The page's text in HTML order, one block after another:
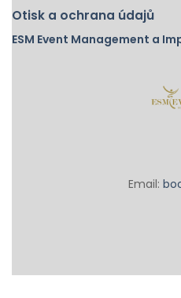
Otisk a ochrana údajů
ESM Event Management a
Email: